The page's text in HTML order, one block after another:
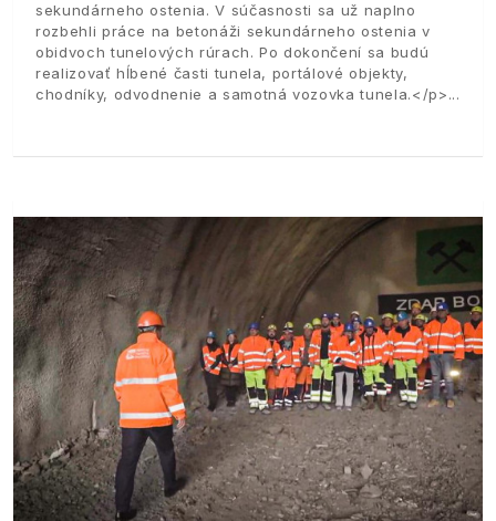
sekundárneho ostenia. V súčasnosti sa už naplno
rozbehli práce na betonáži sekundárneho ostenia v
obidvoch tunelových rúrach. Po dokončení sa budú
realizovať hĺbené časti tunela, portálové objekty,
chodníky, odvodnenie a samotná vozovka tunela.</p>